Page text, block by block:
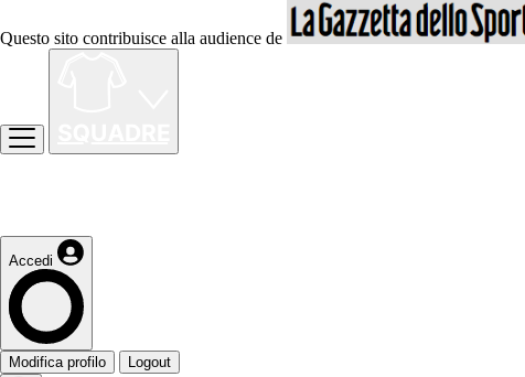
Questo sito contribuisce alla audience de
Accedi
Modifica profilo Logout